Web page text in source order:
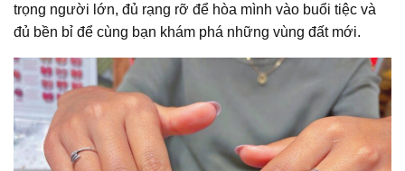
trọng người lớn, đủ rạng rỡ để hòa mình vào buổi tiệc và
đủ bền bỉ để cùng bạn khám phá những vùng đất mới.